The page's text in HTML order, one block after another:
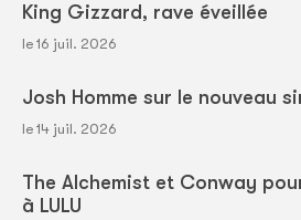
King Gizzard, rave éveillée
le 16 juil. 2026
Josh Homme sur le nouveau
le 14 juil. 2026
The Alchemist et Conway
à LULU